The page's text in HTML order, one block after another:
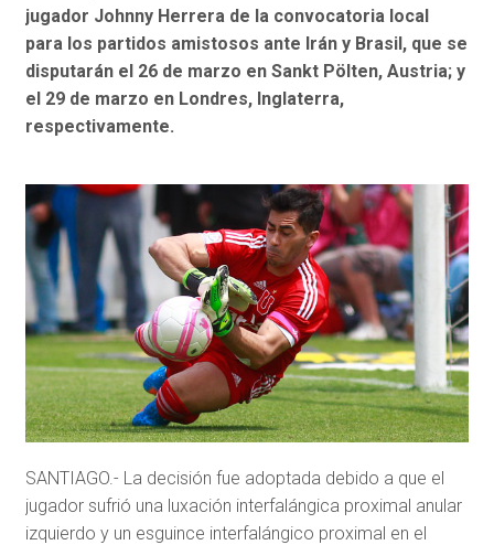
jugador Johnny Herrera de la convocatoria local
para los partidos amistosos ante Irán y Brasil, que se
disputarán el 26 de marzo en Sankt Pölten, Austria; y
el 29 de marzo en Londres, Inglaterra,
respectivamente.
SANTIAGO.- La decisión fue adoptada debido a que el
jugador sufrió una luxación interfalángica proximal anular
izquierdo y un esguince interfalángico proximal en el